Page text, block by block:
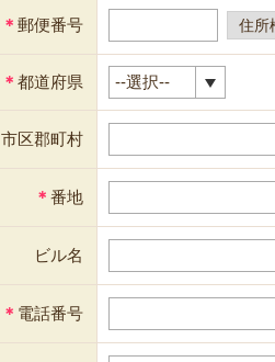
＊ 郵便番号
＊ 都道府県
市区郡町村
＊ 番地
ビル名
＊ 電話番号